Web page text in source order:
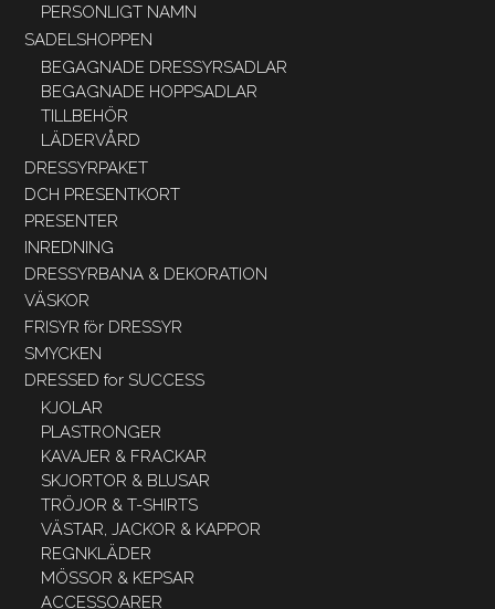
PERSONLIGT NAMN
SADELSHOPPEN
BEGAGNADE DRESSYRSADLAR
BEGAGNADE HOPPSADLAR
TILLBEHÖR
LÄDERVÅRD
DRESSYRPAKET
DCH PRESENTKORT
PRESENTER
INREDNING
DRESSYRBANA & DEKORATION
VÄSKOR
FRISYR för DRESSYR
SMYCKEN
DRESSED for SUCCESS
KJOLAR
PLASTRONGER
KAVAJER & FRACKAR
SKJORTOR & BLUSAR
TRÖJOR & T-SHIRTS
VÄSTAR, JACKOR & KAPPOR
REGNKLÄDER
MÖSSOR & KEPSAR
ACCESSOARER